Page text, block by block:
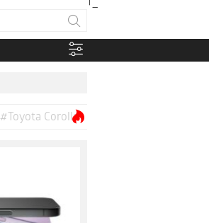
#Toyota Corolla